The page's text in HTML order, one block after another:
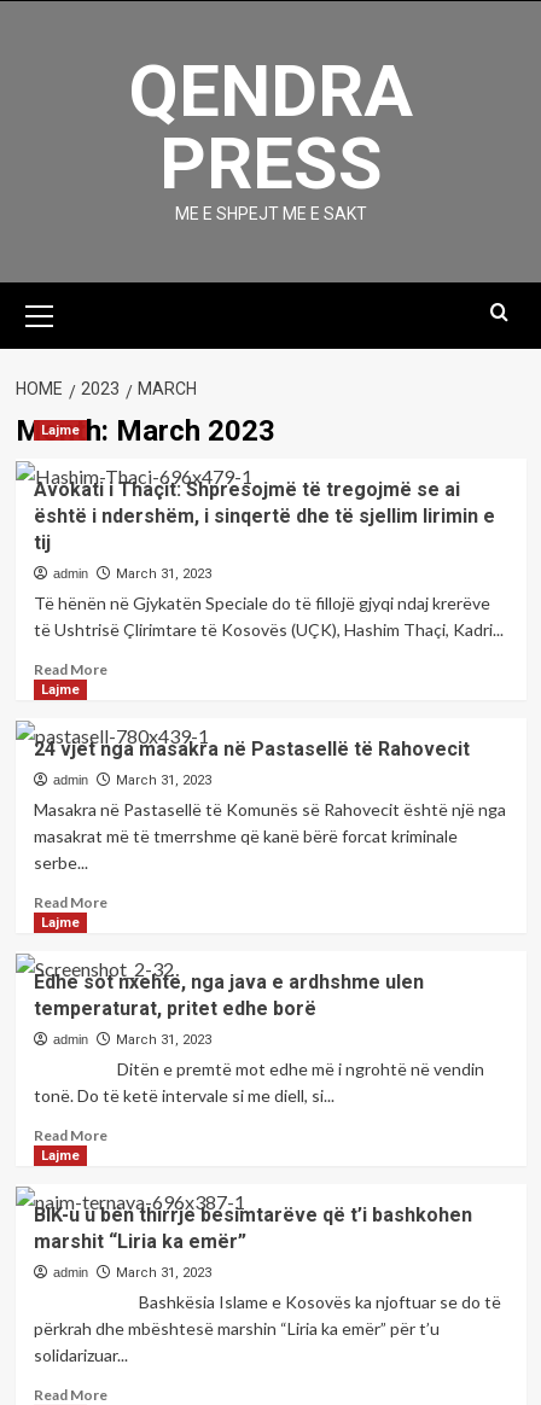
QENDRA
PRESS
ME E SHPEJT ME E SAKT
Menu
HOME 2023 MARCH
Month: March 2023
Lajme
Avokati i Thaçit: Shpresojmë të tregojmë se ai
është i ndershëm, i sinqertë dhe të sjellim lirimin e
tij
admin March 31, 2023
Të hënën në Gjykatën Speciale do të fillojë gjyqi ndaj krerëve
të Ushtrisë Çlirimtare të Kosovës (UÇK), Hashim Thaçi, Kadri...
Read MoreRead
Avokati
i
Thaçit:
Shpresojmë
ndershëm,
i
sinqertë
dhe
sjellim
lirimin
Lajme
24 vjet nga masakra në Pastasellë të Rahovecit
admin March 31, 2023
Masakra në Pastasellë të Komunës së Rahovecit është një nga
masakrat më të tmerrshme që kanë bërë forcat kriminale
serbe...
Read MoreRead
24
vjet
nga
masakra
në
të
Lajme
Edhe sot nxehtë, nga java e ardhshme ulen
temperaturat, pritet edhe borë
admin March 31, 2023
Ditën e premtë mot edhe më i ngrohtë në vendin
tonë. Do të ketë intervale si me diell, si...
Read MoreRead
Edhe
sot
nxehtë,
nga
ardhshme
ulen
Lajme
BIK-u u bën thirrje besimtarëve që t’i bashkohen
marshit “Liria ka emër”
admin March 31, 2023
Bashkësia Islame e Kosovës ka njoftuar se do të
përkrah dhe mbështesë marshin “Liria ka emër” për t’u
solidarizuar...
Read MoreRead